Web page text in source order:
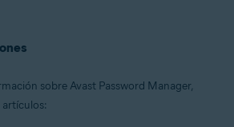
sobre Avast Password Manager,